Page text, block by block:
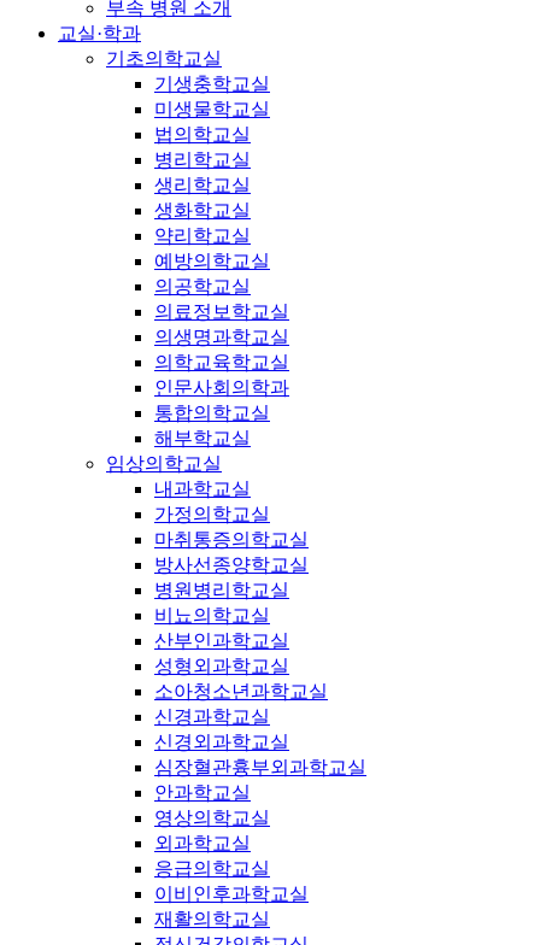
부속 병원 소개
교실·학과
기초의학교실
기생충학교실
미생물학교실
법의학교실
병리학교실
생리학교실
생화학교실
약리학교실
예방의학교실
의공학교실
의료정보학교실
의생명과학교실
의학교육학교실
인문사회의학과
통합의학교실
해부학교실
임상의학교실
내과학교실
가정의학교실
마취통증의학교실
방사선종양학교실
병원병리학교실
비뇨의학교실
산부인과학교실
성형외과학교실
소아청소년과학교실
신경과학교실
신경외과학교실
심장혈관흉부외과학교실
안과학교실
영상의학교실
외과학교실
응급의학교실
이비인후과학교실
재활의학교실